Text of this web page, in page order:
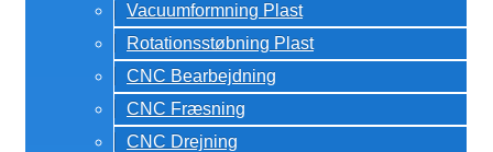
Vacuumformning Plast
Rotationsstøbning Plast
CNC Bearbejdning
CNC Fræsning
CNC Drejning